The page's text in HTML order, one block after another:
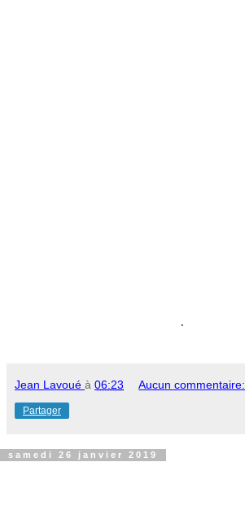
.
Jean Lavoué à 06:23 Aucun commentaire:
Partager
samedi 26 janvier 2019